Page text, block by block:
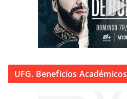
UFG. Beneficios Académicos